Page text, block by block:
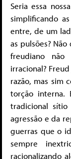
Seria essa
simplificando
entre, de um
as pulsões?
freudiano não
irracional?
razão, mas sim
torção
tradicional
agressão e da
guerras que o
sempre
racionalizando